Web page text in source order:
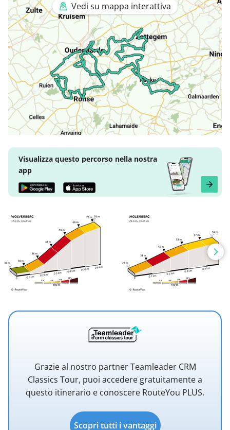
Vedi su mappa interattiva
Visualizza questo percorso nella nostra
app
Grazie al nostro partner Teamleader CRM
Classics Tour, puoi accedere gratuitamente a
questo itinerario e conoscere RouteYou PLUS.
Scopri tutti i vantaggi